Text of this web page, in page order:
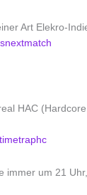
Art Elekro-
HAC
immer um 21